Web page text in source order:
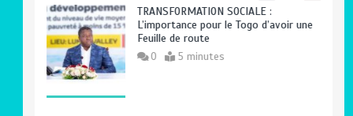
TRANSFORMATION SOCIALE :
L’importance pour le Togo d’avoir une
Feuille de route
0 5 minutes